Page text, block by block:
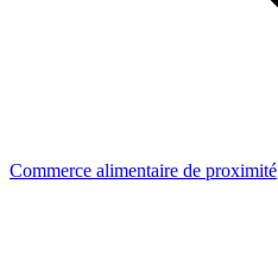
Commerce alimentaire de proximité